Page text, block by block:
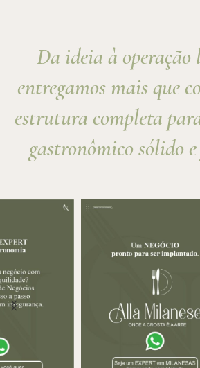
Da ideia à
entregamos mais que
estrutura completa
gastronômico sólido